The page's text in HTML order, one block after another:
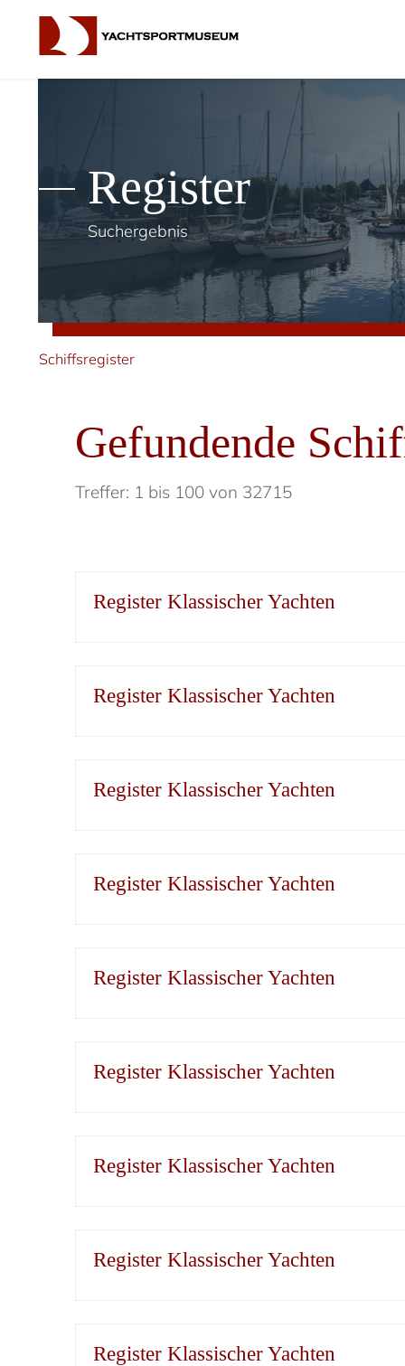
Register
Suchergebnis
Schiffsregister
Gefundende
Treffer: 1 bis 100 von 32715
Register Klassischer Yachten
Register Klassischer Yachten
Register Klassischer Yachten
Register Klassischer Yachten
Register Klassischer Yachten
Register Klassischer Yachten
Register Klassischer Yachten
Register Klassischer Yachten
Register Klassischer Yachten